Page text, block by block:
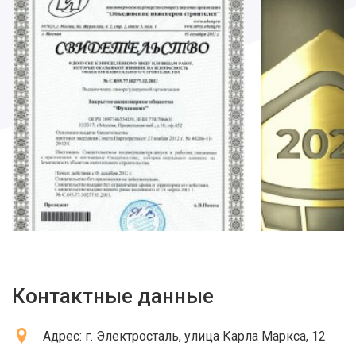
Контактные данные
Адрес: г. Электросталь, улица Карла Маркса, 12